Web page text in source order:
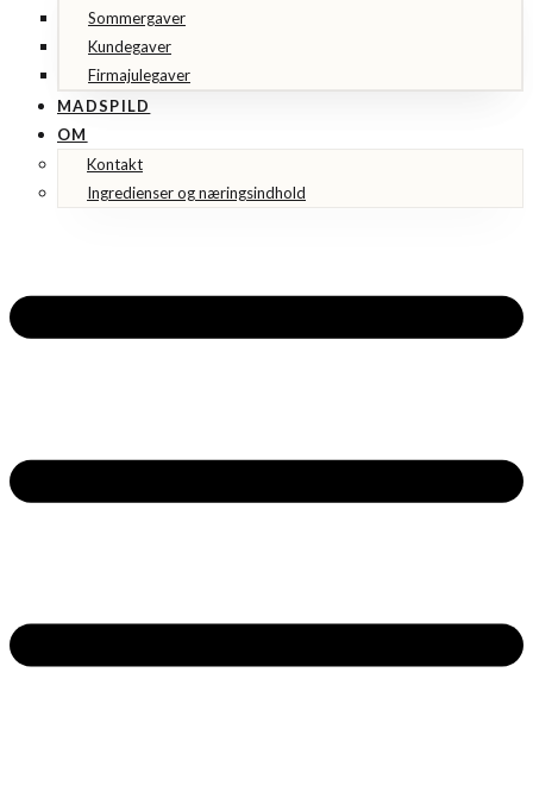
Sommergaver
Kundegaver
Firmajulegaver
MADSPILD
OM
Kontakt
Ingredienser og næringsindhold